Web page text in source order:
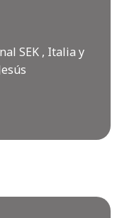
SEK , Italia y